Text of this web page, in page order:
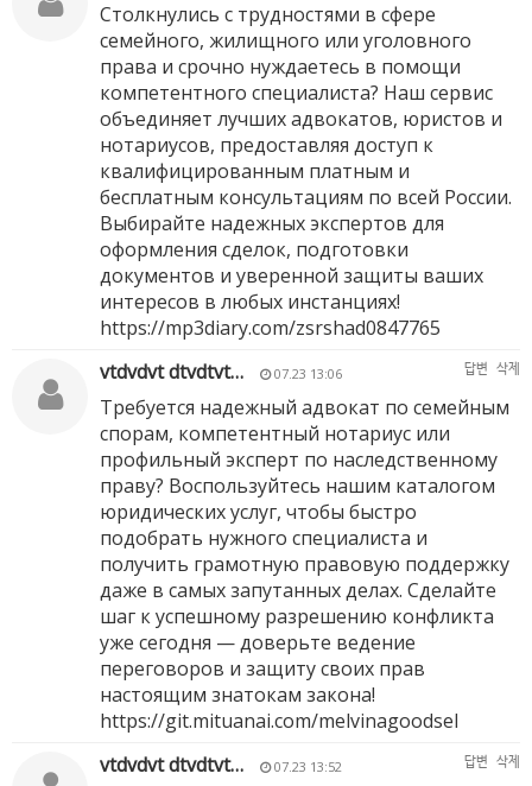
Столкнулись с трудностями в сфере
семейного, жилищного или уголовного
права и срочно нуждаетесь в помощи
компетентного специалиста? Наш сервис
объединяет лучших адвокатов, юристов и
нотариусов, предоставляя доступ к
квалифицированным платным и
бесплатным консультациям по всей России.
Выбирайте надежных экспертов для
оформления сделок, подготовки
документов и уверенной защиты ваших
интересов в любых инстанциях!
https://mp3diary.com/zsrshad0847765
vtdvdvt dtvdtvt…
07.23 13:06 답변 삭제
Требуется надежный адвокат по семейным
спорам, компетентный нотариус или
профильный эксперт по наследственному
праву? Воспользуйтесь нашим каталогом
юридических услуг, чтобы быстро
подобрать нужного специалиста и
получить грамотную правовую поддержку
даже в самых запутанных делах. Сделайте
шаг к успешному разрешению конфликта
уже сегодня — доверьте ведение
переговоров и защиту своих прав
настоящим знатокам закона!
https://git.mituanai.com/melvinagoodsel
vtdvdvt dtvdtvt…
07.23 13:52 답변 삭제